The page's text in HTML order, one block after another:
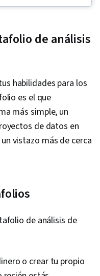
Analysis, Data
Driven Decision-
Visualization
Processing, Tableau
Data Quality, Data
Sample Size
NumPy,
Principles, Prompt
Gemini, Generative
AI literacy, Branding,
Stakeholder
Business Analysis,
Quantitative
de análisis
habilidades para los
es el que
más simple, un
de datos en
vistazo más de cerca
de análisis de
o crear tu propio